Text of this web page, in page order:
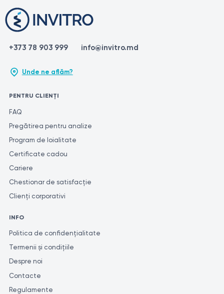
+373 78 903 999 info@invitro.md
Unde ne aflăm?
PENTRU CLIENȚI
FAQ
Pregătirea pentru analize
Program de loialitate
Certificate cadou
Cariere
Chestionar de satisfacție
Clienți corporativi
INFO
Politica de confidențialitate
Termenii și condițiile
Despre noi
Contacte
Regulamente